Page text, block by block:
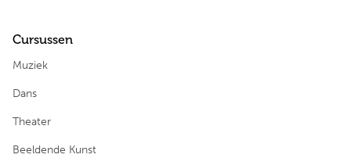
Cursussen
Muziek
Dans
Theater
Beeldende Kunst